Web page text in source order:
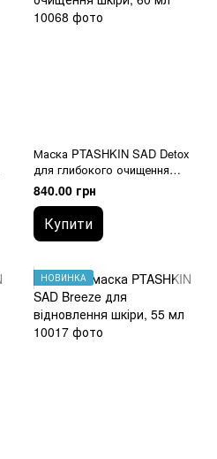
Маска PTASHKIN SAD Detox
для глибокого очищення
шкіри, 60 мл
840.00 грн
Купити
НОВИНКА